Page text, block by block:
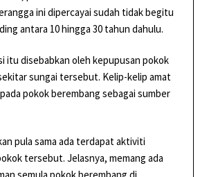
ini dipercayai sudah tidak begitu
antara 10 hingga 30 tahun dahulu.
itu disebabkan oleh kepupusan pokok
sungai tersebut. Kelip-kelip amat
pokok berembang sebagai sumber
pula sama ada terdapat aktiviti
tersebut. Jelasnya, memang ada